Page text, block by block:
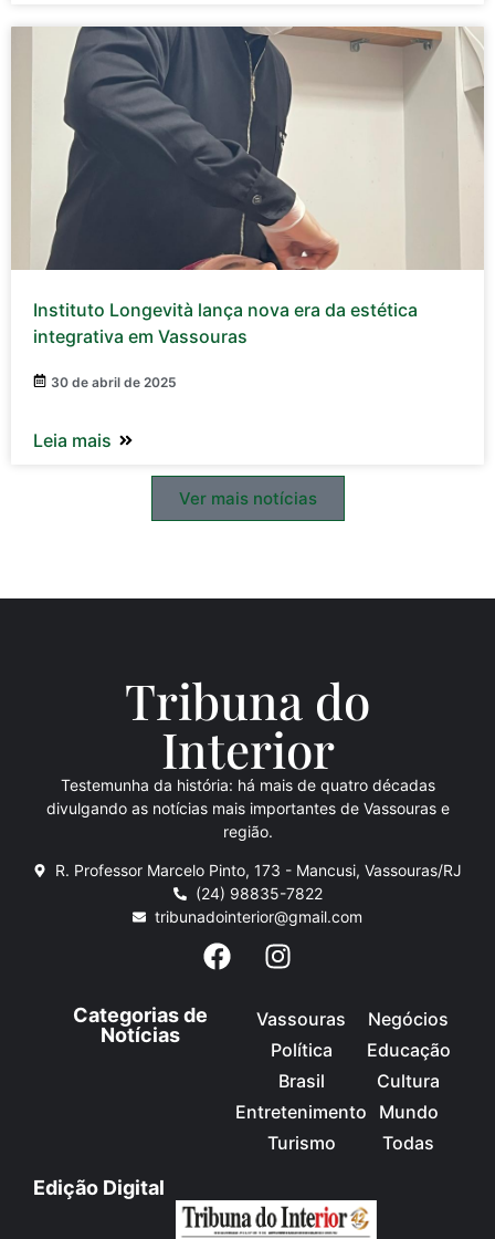
Instituto Longevità lança nova era da estética
integrativa em Vassouras
30 de abril de 2025
Leia mais
Ver mais notícias
Tribuna do
Interior
Testemunha da história: há mais de quatro décadas
divulgando as notícias mais importantes de Vassouras e
região.
R. Professor Marcelo Pinto, 173 - Mancusi, Vassouras/RJ
(24) 98835-7822
tribunadointerior@gmail.com
Categorias de
Notícias
Vassouras
Política
Brasil
Entretenimento
Turismo
Negócios
Educação
Cultura
Mundo
Todas
Edição Digital